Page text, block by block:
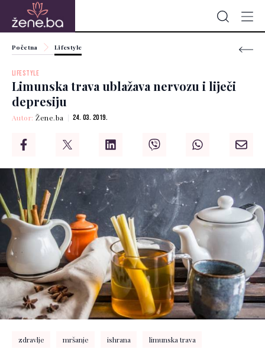
Početna Lifestyle
LIFESTYLE
Limunska trava ublažava nervozu i liječi
depresiju
Autor:Žene.ba 24. 03. 2019.
zdravlje mršanje ishrana limunska trava